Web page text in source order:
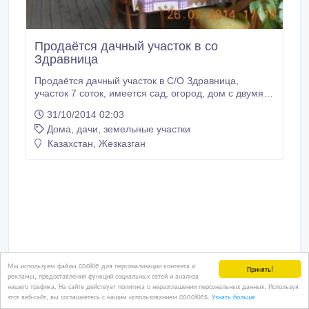
Принять!
Мы используем файлы cookie для персонализации контента и
рекламы, предоставления функций социальных сетей и анализа
нашего трафика. На сайте действует политика о неразглашении персональных данных. Используя
этот веб-сайт, вы соглашаетесь с нашим использованием coookies. Узнать больше
Продаётся дачный участок в со
Здравница
Продаётся дачный участок в С/О Здравница,
участок 7 соток, имеется сад, огород, дом с двумя
баня с комнатой отдыха, большая ёмкость для
воды, 2 душа. С водой проблем нет..
31/10/2014 02:03
Дома, дачи, земельные участки
Казахстан, Жезказган
16 000 $